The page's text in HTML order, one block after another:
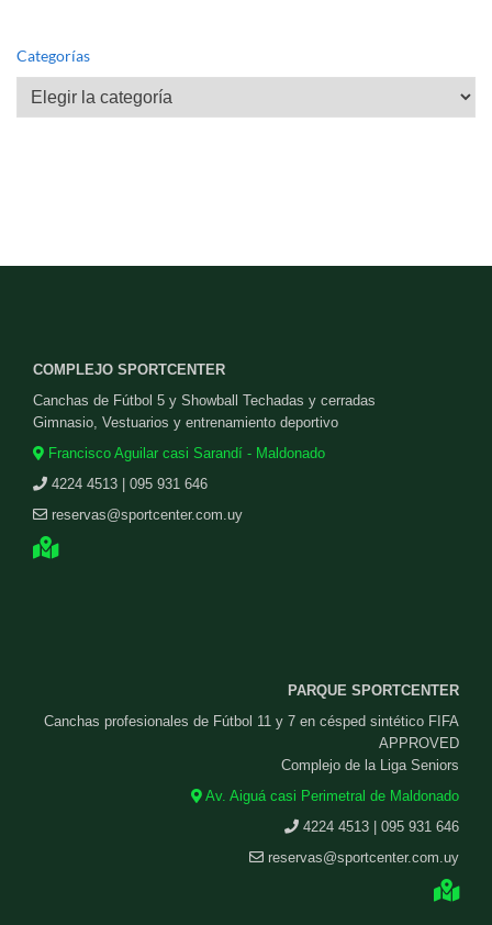
Categorías
Categorías
COMPLEJO SPORTCENTER
Canchas de Fútbol 5 y Showball Techadas y cerradas
Gimnasio, Vestuarios y entrenamiento deportivo
Francisco Aguilar casi Sarandí - Maldonado
4224 4513 | 095 931 646
reservas@sportcenter.com.uy
PARQUE SPORTCENTER
Canchas profesionales de Fútbol 11 y 7 en césped sintético FIFA
APPROVED
Complejo de la Liga Seniors
Av. Aiguá casi Perimetral de Maldonado
4224 4513 | 095 931 646
reservas@sportcenter.com.uy